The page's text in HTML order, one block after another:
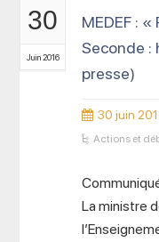
30
Juin 2016
MEDEF :
Seconde :
presse)
30 juin
Actions et
La ministre